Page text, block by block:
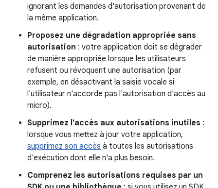
ignorant les demandes d'autorisation provenant de
la même application.
Proposez une dégradation appropriée sans
autorisation : votre application doit se dégrader
de manière appropriée lorsque les utilisateurs
refusent ou révoquent une autorisation (par
exemple, en désactivant la saisie vocale si
l'utilisateur n'accorde pas l'autorisation d'accès au
micro).
Supprimez l'accès aux autorisations inutiles :
lorsque vous mettez à jour votre application,
supprimez son accès à toutes les autorisations
d'exécution dont elle n'a plus besoin.
Comprenez les autorisations requises par un